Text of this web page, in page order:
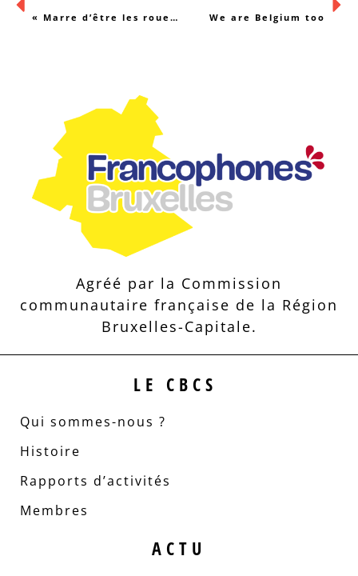
« Marre d’être les roues de secours de l’état (…) » We are Belgium too
Agréé par la Commission
communautaire française de la Région
Bruxelles-Capitale.
LE CBCS
Qui sommes-nous ?
Histoire
Rapports d’activités
Membres
ACTU